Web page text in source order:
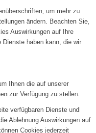
um mehr zu
ändern. Beachten Sie,
Auswirkungen auf Ihre
Dienste haben kann, die wir
Ihnen die auf unserer
zur Verfügung zu stellen.
verfügbaren Dienste und
Ablehnung Auswirkungen auf
Cookies jederzeit